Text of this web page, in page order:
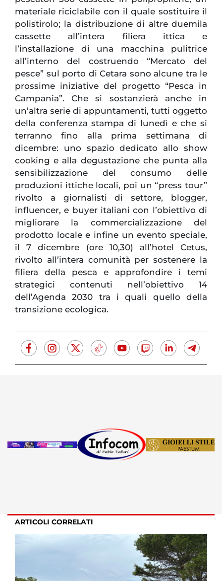
materiale riciclabile con il quale sostituire il
polistirolo; la distribuzione di altre duemila
cassette all’intera filiera ittica e
l’installazione di una macchina pulitrice
all’interno del costruendo “Mercato del
pesce” sul porto di Cetara sono alcune tra le
prossime iniziative del progetto “Pesca in
Campania”. Che si sostanzierà anche in
un’altra serie di appuntamenti, tutti oggetto
della conferenza stampa di lunedì e che si
terranno fino alla prima settimana di
dicembre: uno spazio dedicato allo show
cooking e alla degustazione che punta alla
sensibilizzazione del consumo delle
produzioni ittiche locali, poi un “press tour”
rivolto a giornalisti di settore, blogger,
influencer, e buyer italiani con l’obiettivo di
migliorare la commercializzazione del
prodotto locale e infine un evento speciale,
il 7 dicembre (ore 10,30) all’hotel Cetus,
rivolto all’intera comunità per sostenere la
filiera della pesca e approfondire i temi
strategici contenuti nell’obiettivo 14
dell’Agenda 2030 tra i quali quello della
transizione ecologica.
ARTICOLI CORRELATI